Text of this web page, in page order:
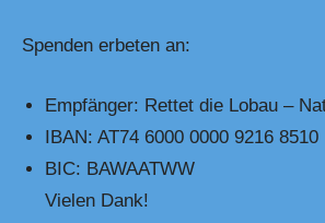
Spenden erbeten an:
Empfänger: Rettet die Lobau –
IBAN: AT74 6000 0000 9216 8510
BIC: BAWAATWW
Vielen Dank!